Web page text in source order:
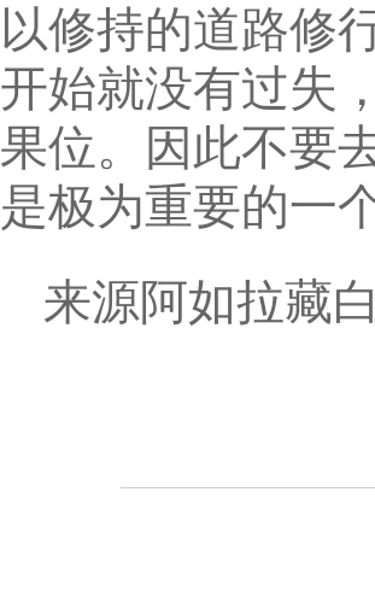
以修持的道路修
开始就没有过失
果位。因此不要
是极为重要的一
来源阿如拉藏